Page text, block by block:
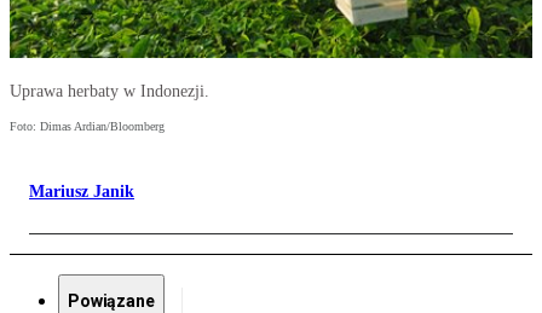
Uprawa herbaty w Indonezji.
Foto: Dimas Ardian/Bloomberg
Mariusz Janik
Powiązane